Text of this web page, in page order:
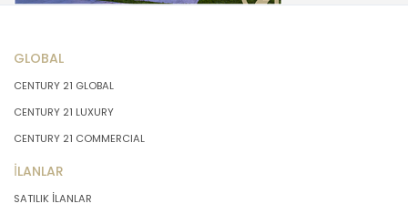
GLOBAL
CENTURY 21 GLOBAL
CENTURY 21 LUXURY
CENTURY 21 COMMERCIAL
İLANLAR
SATILIK İLANLAR